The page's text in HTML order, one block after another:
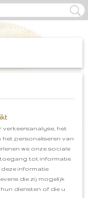
UW WINKELWAGEN
Ruby 808
het
het personaliseren van
we onze sociale
tot informatie
informatie
die zij mogelijk
diensten of die u